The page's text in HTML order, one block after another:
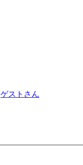
ゲストさん